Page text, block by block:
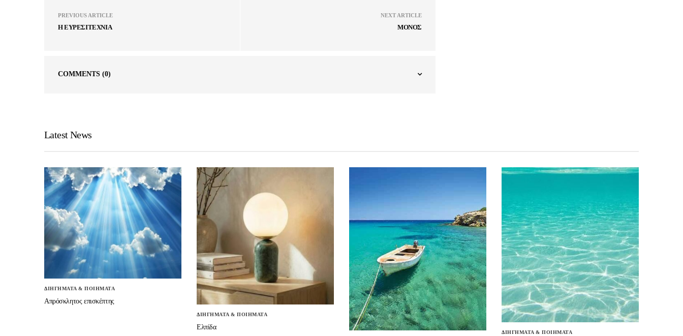
PREVIOUS ARTICLE
Η ΕΥΡΕΣΙΤΕΧΝΙΑ
NEXT ARTICLE
ΜΟΝΟΣ
COMMENTS (0)
Latest News
ΔΙΗΓΗΜΑΤΑ & ΠΟΙΗΜΑΤΑ
Απρόσκλητος επισκέπτης
ΔΙΗΓΗΜΑΤΑ & ΠΟΙΗΜΑΤΑ
Ελπίδα
ΔΙΗΓΗΜΑΤΑ & ΠΟΙΗΜΑΤΑ